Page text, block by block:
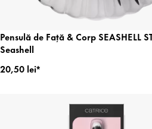
Pensulă de Față & Corp SEASHELL
Seashell
20,50 lei*